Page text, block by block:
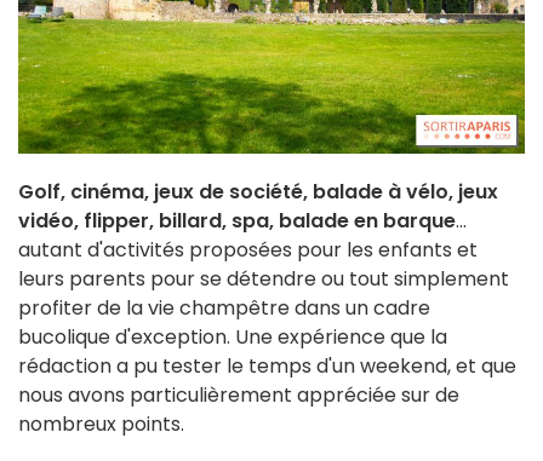
Golf, cinéma, jeux de société, balade à vélo, jeux
vidéo, flipper, billard, spa, balade en barque...
autant d'activités proposées pour les enfants et
leurs parents pour se détendre ou tout simplement
profiter de la vie champêtre dans un cadre
bucolique d'exception. Une expérience que la
rédaction a pu tester le temps d'un weekend, et que
nous avons particulièrement appréciée sur de
nombreux points.